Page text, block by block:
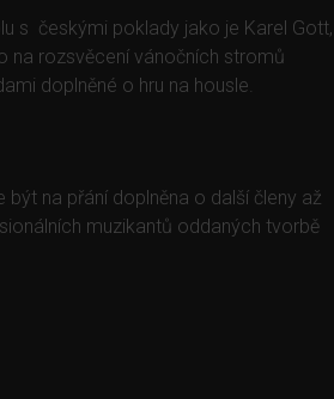
s českými poklady jako je Karel Gott,
na rozsvěcení vánočních stromů
doplněné o hru na housle.
na přání doplněna o další členy až
muzikantů oddaných tvorbě